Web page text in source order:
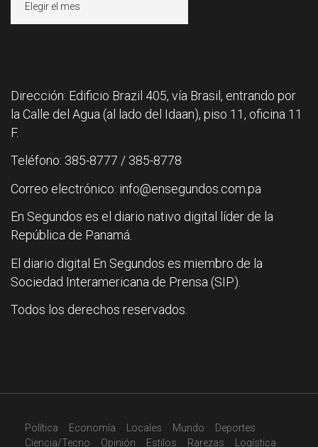
Dirección: Edificio Brazil 405, vía Brasil, entrando por
la Calle del Agua (al lado del Idaan), piso 11, oficina 11
F.
Teléfono: 385-8777 / 385-8778
Correo electrónico: info@ensegundos.com.pa
En Segundos es el diario nativo digital líder de la
República de Panamá.
El diario digital En Segundos es miembro de la
Sociedad Interamericana de Prensa (SIP).
Todos los derechos reservados.
Política Economía Locales Mundo
Deportes
Ciencia/Tecno
Opinión Estilos Rarezas Logística